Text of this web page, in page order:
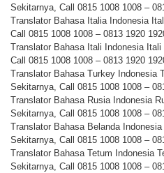
Sekitarnya, Call 0815 1008 1008 –
Translator Bahasa Italia Indonesia
Call 0815 1008 1008 – 0813 1920
Translator Bahasa Itali Indonesia
Call 0815 1008 1008 – 0813 1920
Translator Bahasa Turkey Indonesia
Sekitarnya, Call 0815 1008 1008 –
Translator Bahasa Rusia Indonesia
Sekitarnya, Call 0815 1008 1008 –
Translator Bahasa Belanda
Sekitarnya, Call 0815 1008 1008 –
Translator Bahasa Tetum Indonesia
Sekitarnya, Call 0815 1008 1008 –